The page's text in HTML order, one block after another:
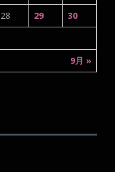
9月 »
28 29
30